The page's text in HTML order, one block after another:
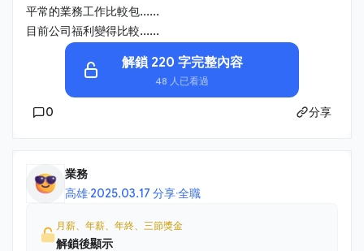
平常的業務工作比較包......
目前公司福利變得比較......
解鎖 220 字完整內容
48 人已看過
0 分享
業務
高雄·2025.03.17 分享·全職
月薪、年薪、年終、三節獎金
解鎖後顯示